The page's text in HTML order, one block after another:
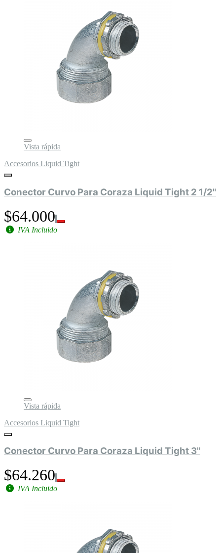
Vista rápida
Accesorios Liquid Tight
Conector Curvo Para Coraza Liquid Tight 2 1/2"
$64.000
IVA Incluido
Vista rápida
Accesorios Liquid Tight
Conector Curvo Para Coraza Liquid Tight 3"
$64.260
IVA Incluido